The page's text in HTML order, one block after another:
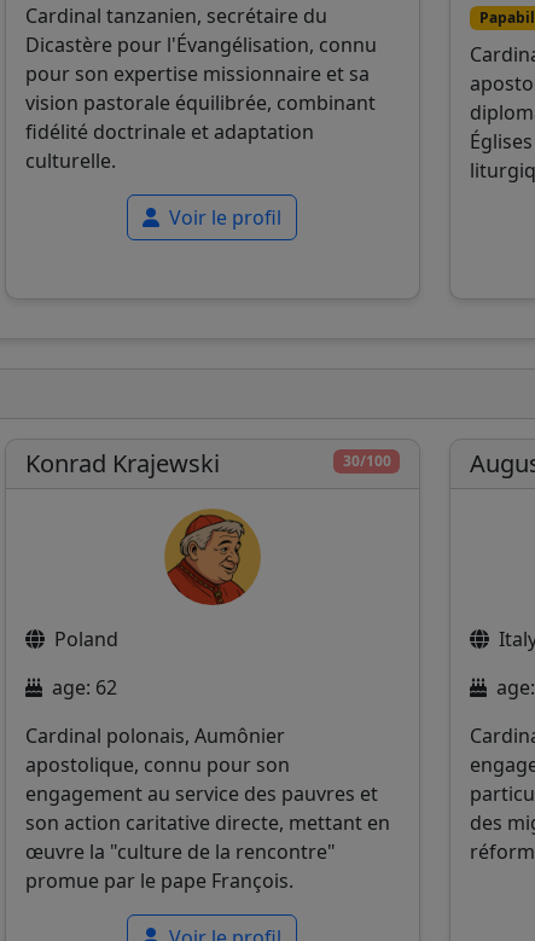
Cardinal tanzanien, secrétaire du
Dicastère pour l'Évangélisation, connu
pour son expertise missionnaire et sa
vision pastorale équilibrée, combinant
fidélité doctrinale et adaptation
culturelle.
Voir le profil
30/100
Konrad Krajewski
Poland
age: 62
Cardinal polonais, Aumônier
apostolique, connu pour son
engagement au service des pauvres et
son action caritative directe, mettant en
œuvre la "culture de la rencontre"
promue par le pape François.
des